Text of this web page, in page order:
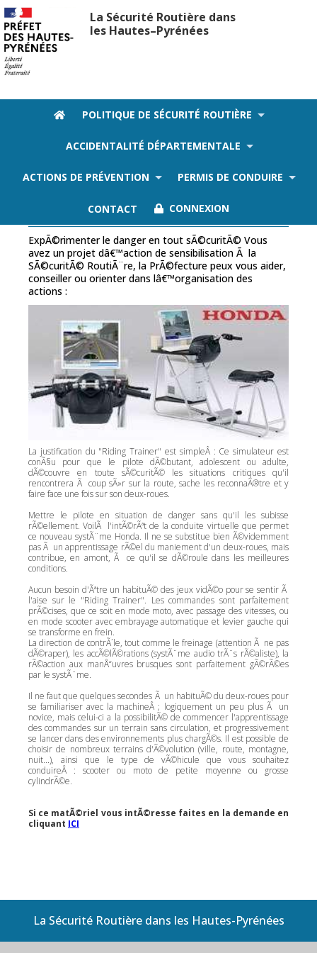
La Sécurité Routière dans
les Hautes–Pyrénées
POLITIQUE DE SÉCURITÉ ROUTIÈRE
ACCIDENTALITÉ DÉPARTEMENTALE
ACTIONS DE PRÉVENTION PERMIS DE CONDUIRE
CONTACT CONNEXION
Simulateur de conduite deux roues
ExpÃ©rimenter le danger en tout sÃ©curitÃ© Vous
avez un projet dâ€™action de sensibilisation Ã la
SÃ©curitÃ© RoutiÃ¨re, la PrÃ©fecture peux vous aider,
conseiller ou orienter dans lâ€™organisation des
actions :
La justification du "Riding Trainer" est simpleÂ : Ce simulateur est
conÃ§u pour que le pilote dÃ©butant, adolescent ou adulte,
dÃ©couvre en toute sÃ©curitÃ© les situations critiques qu'il
rencontrera Ã coup sÃ»r sur la route, sache les reconnaÃ®tre et y
faire face une fois sur son deux-roues.
Mettre le pilote en situation de danger sans qu'il les subisse
rÃ©ellement. VoilÃ l'intÃ©rÃªt de la conduite virtuelle que permet
ce nouveau systÃ¨me Honda. Il ne se substitue bien Ã©videmment
pas Ã un apprentissage rÃ©el du maniement d'un deux-roues, mais
contribue, en amont, Ã ce qu'il se dÃ©roule dans les meilleures
conditions.
Aucun besoin d'Ãªtre un habituÃ© des jeux vidÃ©o pour se sentir Ã
l'aise sur le "Riding Trainer". Les commandes sont parfaitement
prÃ©cises, que ce soit en mode moto, avec passage des vitesses, ou
en mode scooter avec embrayage automatique et levier gauche qui
se transforme en frein.
La direction de contrÃ´le, tout comme le freinage (attention Ã ne pas
dÃ©raper), les accÃ©lÃ©rations (systÃ¨me audio trÃ¨s rÃ©aliste), la
rÃ©action aux manÅ“uvres brusques sont parfaitement gÃ©rÃ©es
par le systÃ¨me.
Il ne faut que quelques secondes Ã un habituÃ© du deux-roues pour
se familiariser avec la machineÂ ; logiquement un peu plus Ã un
novice, mais celui-ci a la possibilitÃ© de commencer l'apprentissage
des commandes sur un terrain sans circulation, et progressivement
se lancer dans des environnements plus chargÃ©s. Il est possible de
choisir de nombreux terrains d'Ã©volution (ville, route, montagne,
nuit...), ainsi que le type de vÃ©hicule que vous souhaitez
conduireÂ : scooter ou moto de petite moyenne ou grosse
cylindrÃ©e.
Si ce matÃ©riel vous intÃ©resse faites en la demande en
cliquant ICI
La Sécurité Routière dans les Hautes-Pyrénées